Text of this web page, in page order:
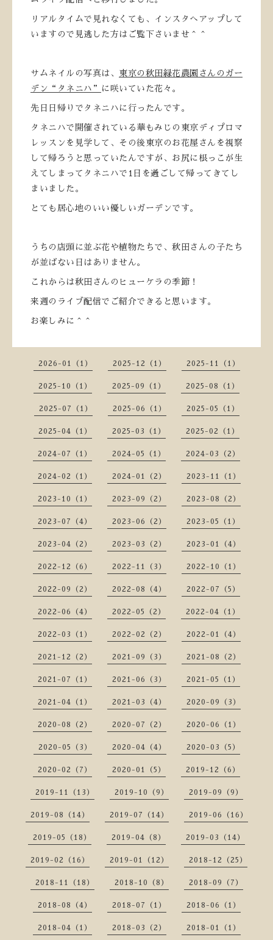
リアルタイムで見れなくても、インスタへアップして
いますので見逃した方はご覧下さいませ＾＾
サムネイルの写真は、 東京の秋田緑花農園さんのガー
デン“タネニハ”
に咲いていた花々。
先日日帰りでタネニハに行ったんです。
タネニハで開催されている華もみじの東京ディプロマ
レッスンを見学して、その後東京のお花屋さんを視察
して帰ろうと思っていたんですが、お尻に根っこが生
えてしまってタネニハで1日を過ごして帰ってきてし
まいました。
とても居心地のいい優しいガーデンです。
うちの店頭に並ぶ花や植物たちで、秋田さんの子たち
が並ばない日はありません。
これからは秋田さんのヒューケラの季節！
来週のライブ配信でご紹介できると思います。
お楽しみに＾＾
2026-01（1） 2025-12（1） 2025-11（1）
2025-10（1） 2025-09（1） 2025-08（1）
2025-07（1） 2025-06（1） 2025-05（1）
2025-04（1） 2025-03（1） 2025-02（1）
2024-07（1） 2024-05（1） 2024-03（2）
2024-02（1） 2024-01（2） 2023-11（1）
2023-10（1） 2023-09（2） 2023-08（2）
2023-07（4） 2023-06（2） 2023-05（1）
2023-04（2） 2023-03（2） 2023-01（4）
2022-12（6） 2022-11（3） 2022-10（1）
2022-09（2） 2022-08（4） 2022-07（5）
2022-06（4） 2022-05（2） 2022-04（1）
2022-03（1） 2022-02（2） 2022-01（4）
2021-12（2） 2021-09（3） 2021-08（2）
2021-07（1） 2021-06（3） 2021-05（1）
2021-04（1） 2021-03（4） 2020-09（3）
2020-08（2） 2020-07（2） 2020-06（1）
2020-05（3） 2020-04（4） 2020-03（5）
2020-02（7） 2020-01（5） 2019-12（6）
2019-11（13） 2019-10（9） 2019-09（9）
2019-08（14） 2019-07（14） 2019-06（16）
2019-05（18） 2019-04（8） 2019-03（14）
2019-02（16） 2019-01（12） 2018-12（25）
2018-11（18） 2018-10（8） 2018-09（7）
2018-08（4） 2018-07（1） 2018-06（1）
2018-04（1） 2018-03（2） 2018-01（1）